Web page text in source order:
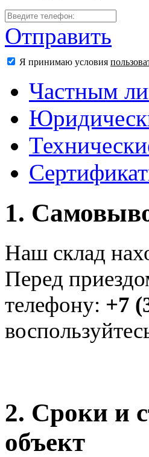
Отправить
Я принимаю условия
Частным
1.
Наш склад
Перед
телефону: +7
2. Сроки и
объект